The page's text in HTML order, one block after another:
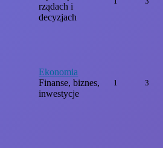
rządach i
decyzjach
Ekonomia
Finanse, biznes,
inwestycje
1 3